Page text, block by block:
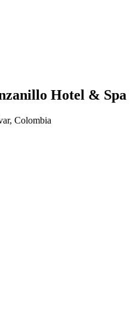
Hotel & Spa
Colombia